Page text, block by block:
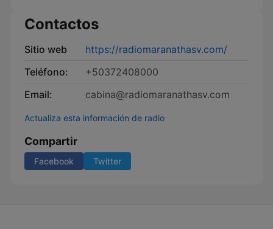
Contactos
Sitio web
https://radiomaranathasv.com/
Teléfono:
+50372408000
Email:
cabina@radiomaranathasv.com
Actualiza esta información de radio
Compartir
Facebook Twitter